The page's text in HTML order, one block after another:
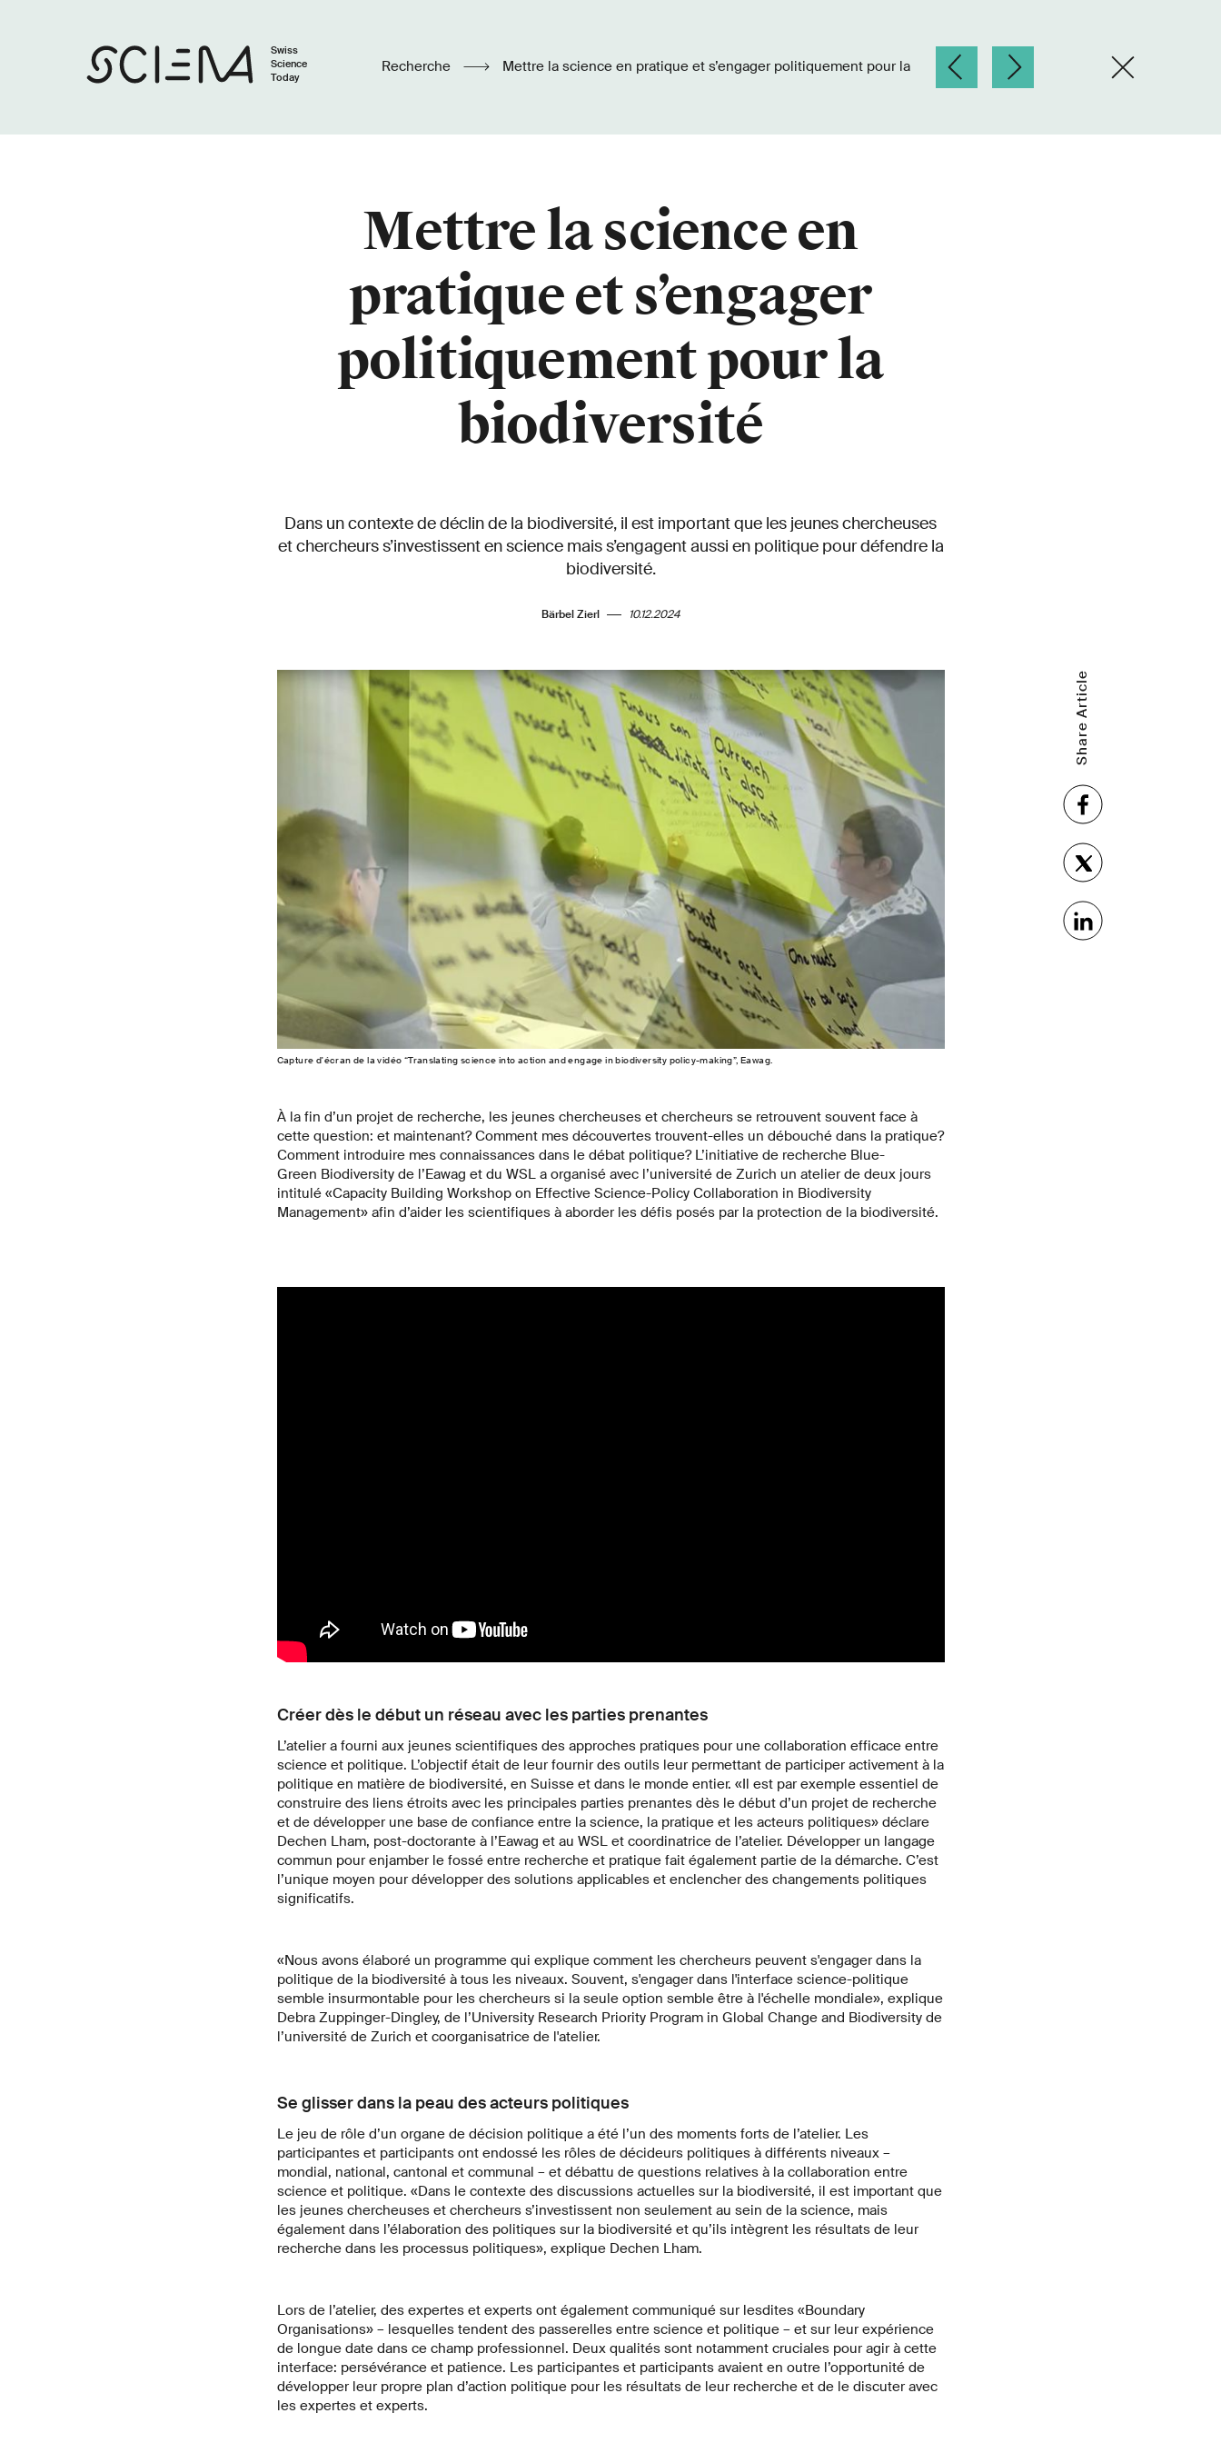
Swiss
Science
Today
Recherche
Mettre la science en
pratique et s’engager
politiquement pour la
biodiversité
Dans un contexte de déclin de la biodiversité, il est important que les jeunes chercheuses
et chercheurs s’investissent en science mais s’engagent aussi en politique pour défendre la
biodiversité.
Bärbel Zierl 10.12.2024
Capture d'écran de la vidéo “Translating science into action and engage in biodiversity policy-making”, Eawag.
Share Article
À la fin d’un projet de recherche, les jeunes chercheuses et chercheurs se retrouvent souvent face à
cette question: et maintenant? Comment mes découvertes trouvent-elles un débouché dans la pratique?
Comment introduire mes connaissances dans le débat politique? L’initiative de recherche Blue-
Green Biodiversity de l’Eawag et du WSL a organisé avec l’université de Zurich un atelier de deux jours
intitulé «Capacity Building Workshop on Effective Science-Policy Collaboration in Biodiversity
Management» afin d’aider les scientifiques à aborder les défis posés par la protection de la biodiversité.
Créer dès le début un réseau avec les parties prenantes
L’atelier a fourni aux jeunes scientifiques des approches pratiques pour une collaboration efficace entre
science et politique. L’objectif était de leur fournir des outils leur permettant de participer activement à la
politique en matière de biodiversité, en Suisse et dans le monde entier. «Il est par exemple essentiel de
construire des liens étroits avec les principales parties prenantes dès le début d’un projet de recherche
et de développer une base de confiance entre la science, la pratique et les acteurs politiques» déclare
Dechen Lham, post-doctorante à l’Eawag et au WSL et coordinatrice de l’atelier. Développer un langage
commun pour enjamber le fossé entre recherche et pratique fait également partie de la démarche. C’est
l’unique moyen pour développer des solutions applicables et enclencher des changements politiques
significatifs.
«Nous avons élaboré un programme qui explique comment les chercheurs peuvent s'engager dans la
politique de la biodiversité à tous les niveaux. Souvent, s'engager dans l'interface science-politique
semble insurmontable pour les chercheurs si la seule option semble être à l'échelle mondiale», explique
Debra Zuppinger-Dingley, de l’University Research Priority Program in Global Change and Biodiversity de
l’université de Zurich et coorganisatrice de l'atelier.
Se glisser dans la peau des acteurs politiques
Le jeu de rôle d’un organe de décision politique a été l’un des moments forts de l’atelier. Les
participantes et participants ont endossé les rôles de décideurs politiques à différents niveaux –
mondial, national, cantonal et communal – et débattu de questions relatives à la collaboration entre
science et politique. «Dans le contexte des discussions actuelles sur la biodiversité, il est important que
les jeunes chercheuses et chercheurs s’investissent non seulement au sein de la science, mais
également dans l’élaboration des politiques sur la biodiversité et qu’ils intègrent les résultats de leur
recherche dans les processus politiques», explique Dechen Lham.
Lors de l’atelier, des expertes et experts ont également communiqué sur lesdites «Boundary
Organisations» – lesquelles tendent des passerelles entre science et politique – et sur leur expérience
de longue date dans ce champ professionnel. Deux qualités sont notamment cruciales pour agir à cette
interface: persévérance et patience. Les participantes et participants avaient en outre l’opportunité de
développer leur propre plan d’action politique pour les résultats de leur recherche et de le discuter avec
les expertes et experts.